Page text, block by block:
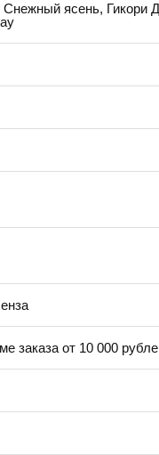
ясень, Гикори
заказа от 10 000